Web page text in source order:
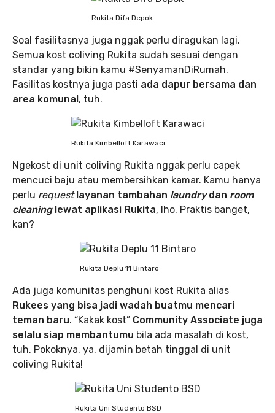
Rukita Difa Depok
Soal fasilitasnya juga nggak perlu diragukan lagi.
Semua kost coliving Rukita sudah sesuai dengan
standar yang bikin kamu #SenyamanDiRumah.
Fasilitas kostnya juga pasti ada dapur bersama dan
area komunal, tuh.
Rukita Kimbelloft Karawaci
Ngekost di unit coliving Rukita nggak perlu capek
mencuci baju atau membersihkan kamar. Kamu hanya
perlu requestlayanan tambahan laundrydan room
cleaninglewat aplikasi Rukita, lho. Praktis banget,
kan?
Rukita Deplu 11 Bintaro
Ada juga komunitas penghuni kost Rukita alias
Rukees yang bisa jadi wadah buatmu mencari
teman baru. “Kakak kost” Community Associate juga
selalu siap membantumu bila ada masalah di kost,
tuh. Pokoknya, ya, dijamin betah tinggal di unit
coliving Rukita!
Rukita Uni Studento BSD